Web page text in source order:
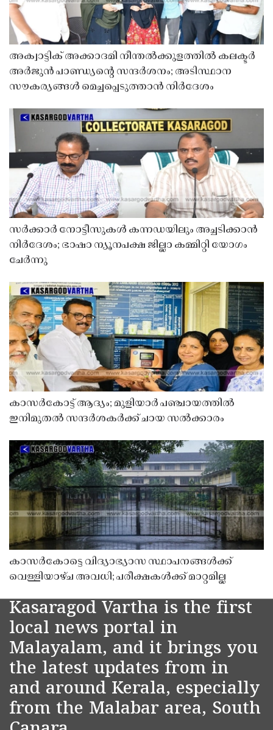
അക്വാട്ടിക് അക്കാദമി നീന്തൽക്കുളത്തിൽ കലക്ടർ
അർജുൻ പാണ്ഡ്യൻ്റെ സന്ദർശനം; അടിസ്ഥാന
സൗകര്യങ്ങൾ മെച്ചപ്പെടുത്താൻ നിർദേശം
സർക്കാർ നോട്ടീസുകൾ കന്നഡയിലും അച്ചടിക്കാൻ
നിർദേശം; ഭാഷാ ന്യൂനപക്ഷ ജില്ലാ കമ്മിറ്റി യോഗം
ചേർന്നു
കാസർകോട്ട് ആദ്യം; മുളിയാർ പഞ്ചായത്തിൽ
ഇനിമുതൽ സന്ദർശകർക്ക് ചായ സൽക്കാരം
കാസർകോട്ടെ വിദ്യാഭ്യാസ സ്ഥാപനങ്ങൾക്ക്
വെള്ളിയാഴ്ച അവധി; പരീക്ഷകൾക്ക് മാറ്റമില്ല
Kasaragod Vartha is the first
local news portal in
Malayalam, and it brings you
the latest updates from in
and around Kerala, especially
from the Malabar area, South